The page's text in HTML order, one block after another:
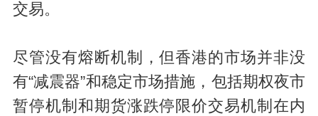
交易。
尽管没有熔断机制，但香港的市场并非没
有“减震器”和稳定市场措施，包括期权夜市
暂停机制和期货涨跌停限价交易机制在内